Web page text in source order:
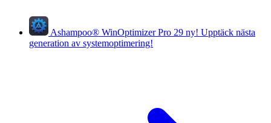
Ashampoo® WinOptimizer Pro 29 ny! Upptäck nästa
generation av systemoptimering!